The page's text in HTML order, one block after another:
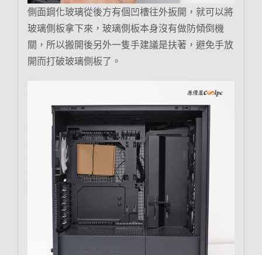
側面鋼化玻璃從後方有個凹槽往外扳開，就可以將
玻璃側板拿下來，玻璃側板本身沒有做防傾倒機
關，所以搬開後另外一隻手建議是扶著，避免手放
開而打破玻璃側板了。